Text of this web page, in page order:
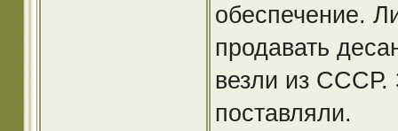
обеспечение.
продавать
везли из СССР.
поставляли.